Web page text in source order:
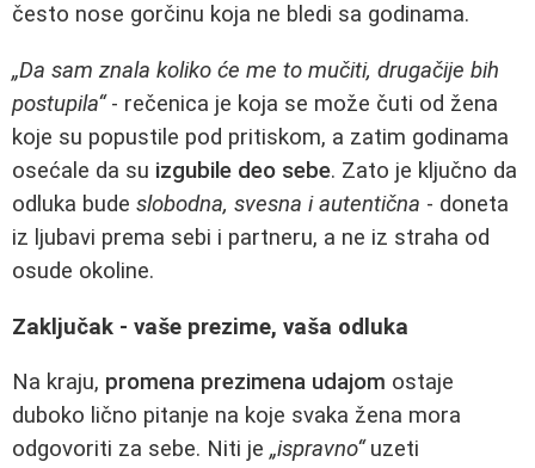
često nose gorčinu koja ne bledi sa godinama.
„Da sam znala koliko će me to mučiti, drugačije bih
postupila“- rečenica je koja se može čuti od žena
koje su popustile pod pritiskom, a zatim godinama
osećale da su izgubile deo sebe. Zato je ključno da
odluka bude slobodna, svesna i autentična - doneta
iz ljubavi prema sebi i partneru, a ne iz straha od
osude okoline.
Zaključak - vaše prezime, vaša odluka
Na kraju, promena prezimena udajom ostaje
duboko lično pitanje na koje svaka žena mora
odgovoriti za sebe. Niti je „ispravno“uzeti